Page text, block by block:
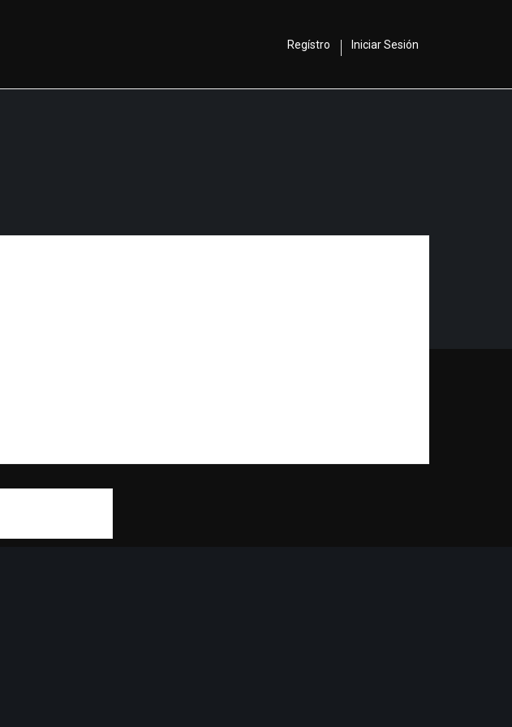
Regístro Iniciar Sesión